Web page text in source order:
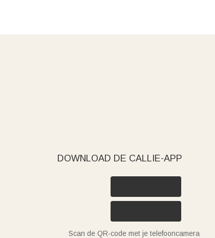
DOWNLOAD DE CALLIE-APP
Scan de QR-code met je telefooncamera